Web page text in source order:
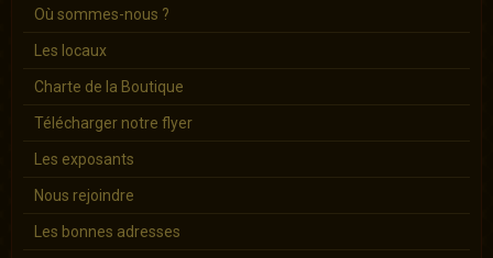
Où sommes-nous ?
Les locaux
Charte de la Boutique
Télécharger notre flyer
Les exposants
Nous rejoindre
Les bonnes adresses